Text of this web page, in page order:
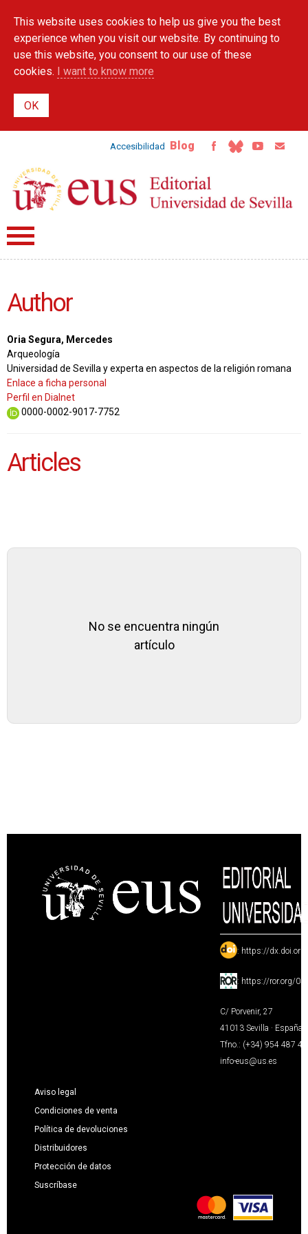
main
content
This website uses cookies to help us give you the best
experience when you visit our website. By continuing to
use this website, you consent to our use of these
cookies. I want to know more
Accesibilidad Blog
Author
Oria Segura, Mercedes
Arqueología
Universidad de Sevilla y experta en aspectos de la religión romana
Enlace a ficha personal
Perfil en Dialnet
0000-0002-9017-7752
Articles
No se encuentra ningún
artículo
: https://
: https://ror.org/
C/ Porvenir, 27
41013 Sevilla · España
Tfno.: (+34) 954 487
info-eus@us.es
Aviso legal
Condiciones de venta
Política de devoluciones
Distribuidores
Protección de datos
Suscríbase